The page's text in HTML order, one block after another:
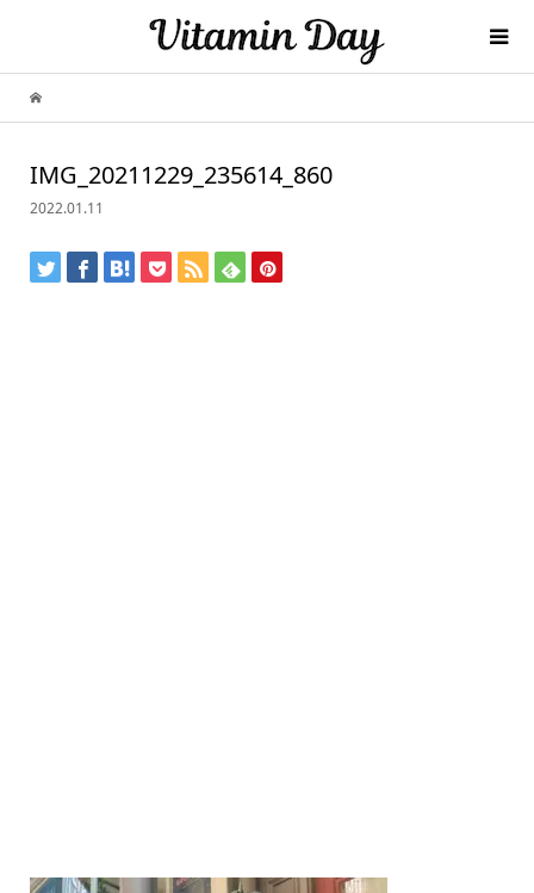
IMG_20211229_235614_860
2022.01.11